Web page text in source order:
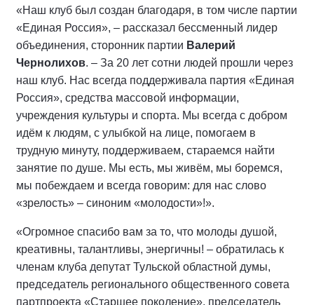
«Наш клуб был создан благодаря, в том числе партии
«Единая Россия», – рассказал бессменный лидер
объединения, сторонник партии Валерий
Чернолихов. – За 20 лет сотни людей прошли через
наш клуб. Нас всегда поддерживала партия «Единая
Россия», средства массовой информации,
учреждения культуры и спорта. Мы всегда с добром
идём к людям, с улыбкой на лице, помогаем в
трудную минуту, поддерживаем, стараемся найти
занятие по душе. Мы есть, мы живём, мы боремся,
мы побеждаем и всегда говорим: для нас слово
«зрелость» – синоним «молодости»!».
«Огромное спасибо вам за то, что молоды душой,
креативны, талантливы, энергичны! – обратилась к
членам клуба депутат Тульской областной думы,
председатель регионального общественного совета
партпроекта «Старшее поколение», председатель